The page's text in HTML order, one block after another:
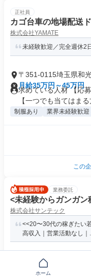
正社員
カゴ台車の地場配送
株式会社YAMATE
未経験歓迎／完全週休2
〒351-0115埼玉県和
月給35万円～45万円
求めている人材 【応
【一つでも当てはまる
制服あり 業界未経験歓迎
この
業務委託
<未経験からガンガ
株式会社サンテック
<<20〜30代の稼ぎたい
高収入｜営業活動なし｜
埼玉県和光市
年俸480万円～1000万
求める人材: ✅️応募条
ホーム